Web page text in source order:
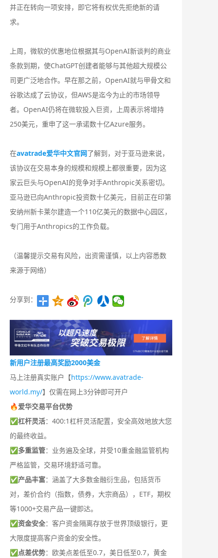
并正在转向一项安排，即它将有权优先拒绝新的请
求。
上周，微软的优惠地位根据其与OpenAI新谈判的商业
条款到期，使ChatGPT创建者能够与其他超大规模公
司更广泛地合作。早在那之前，OpenAI就与甲骨文和
谷歌达成了云协议，但AWS是迄今为止的市场领导
者。OpenAI仍将在微软投入巨资，上周表示将增持
250美元，重申了这一承诺数十亿Azure服务。
在avatrade爱华中文官网了解到，对于亚马逊来说，
该协议在交易本身的规模和规模上都很重要，因为这
家云巨头与OpenAI的竞争对手Anthropic关系密切。
亚马逊已向Anthropic投资数十亿美元，目前正在印第
安纳州新卡莱尔建造一个110亿美元的数据中心园区，
专门用于Anthropics的工作负载。
（温馨提示交易有风险，出资需谨慎，以上内容悉数
来源于网络）
分享到：
新用户注册最高奖励2000美金
马上注册真实账户【https://www.avatrade-
world.my/】仅需在网上3分钟即可开户
🔥爱华交易平台优势
✅杠杆灵活：400:1杠杆灵活配置，安全高效地放大您
的最终收益。
✅多重监管：业务遍及全球，并受10重金融监管机构
严格监管，交易环境舒适可靠。
✅产品丰富：涵盖了大多数金融衍生品，包括货币
对，差价合约（指数，债券，大宗商品），ETF，期权
等1000+交易产品一键即达。
✅资金安全：客户资金隔离存放于世界顶级银行，更
大限度提高客户资金的安全性。
✅点差优势：欧美点差低至0.7，美日低至0.7，黄金